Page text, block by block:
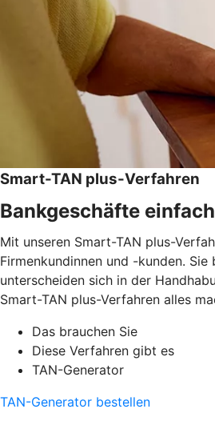
Smart-TAN plus-Verfahren
Bankgeschäfte
Mit unseren Smart-TAN plus-
Firmenkundinnen und -kunden.
unterscheiden sich in der
Smart-TAN plus-Verfahren alles
Das brauchen Sie
Diese Verfahren gibt es
TAN-Generator
TAN-Generator bestellen